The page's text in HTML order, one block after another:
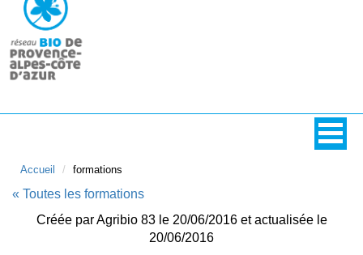
Accueil formations
« Toutes les formations
Créée par Agribio 83 le 20/06/2016 et actualisée le
20/06/2016